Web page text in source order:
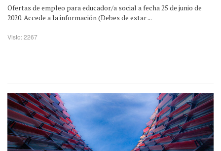
Ofertas de empleo para educador/a social a fecha 25 de junio de
2020. Accede a la información (Debes de estar ...
Visto: 2267